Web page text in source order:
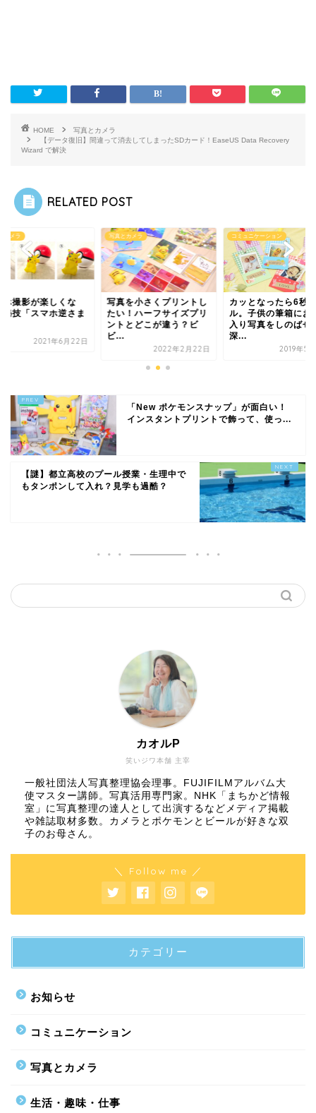
HOME
写真とカメラ
【データ復旧】間違って消去してしまったSDカード！EaseUS Data Recovery
Wizard で解決
RELATED POST
カメラ
ホ撮影が楽しくな
秘技「スマホ逆さま
2021年6月22日
写真とカメラ
写真を小さくプリントし
たい！ハーフサイズプリ
ントとどこが違う？ビ
ビ...
2022年2月22日
コミュニケーション
カッとなったら6秒
ル。子供の筆箱にお
入り写真をしのばせ
深...
2019年5
「New ポケモンスナップ」が面白い！
インスタントプリントで飾って、使っ...
【謎】都立高校のプール授業・生理中で
もタンポンして入れ？見学も過酷？
笑いジワ本舗 主宰
カオルP
一般社団法人写真整理協会理事。FUJIFILMアルバム大
使マスター講師。写真活用専門家。NHK「まちかど情報
室」に写真整理の達人として出演するなどメディア掲載
や雑誌取材多数。カメラとポケモンとビールが好きな双
子のお母さん。
＼ Follow me ／
カテゴリー
お知らせ
コミュニケーション
写真とカメラ
生活・趣味・仕事